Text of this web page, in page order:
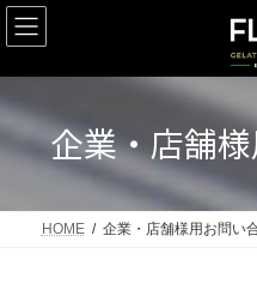
コ
ン
テ
ン
へ
ナ
ビ
ゲ
ー
ョ
企業・店舗
HOME 企業・店舗様用お問い